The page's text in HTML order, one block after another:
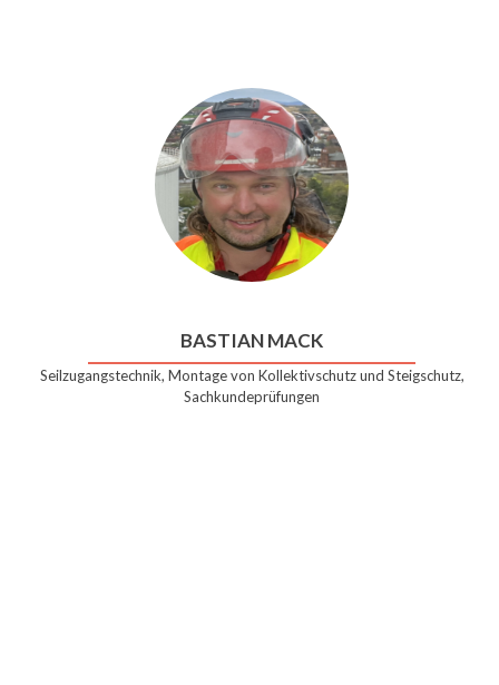
BASTIAN MACK
Seilzugangstechnik, Montage von Kollektivschutz und Steigschutz,
Sachkundeprüfungen